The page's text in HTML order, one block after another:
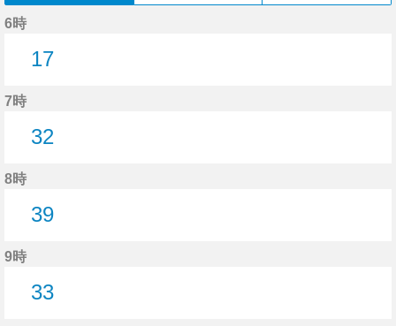
6時
17
7時
32
8時
39
9時
33